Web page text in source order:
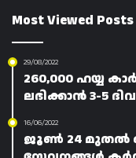
Most Viewed Posts
29/08/2022
260,000 ഹയ്യ
ലഭിക്കാൻ 3-5
16/06/2022
ജൂൺ 24 മുതൽ